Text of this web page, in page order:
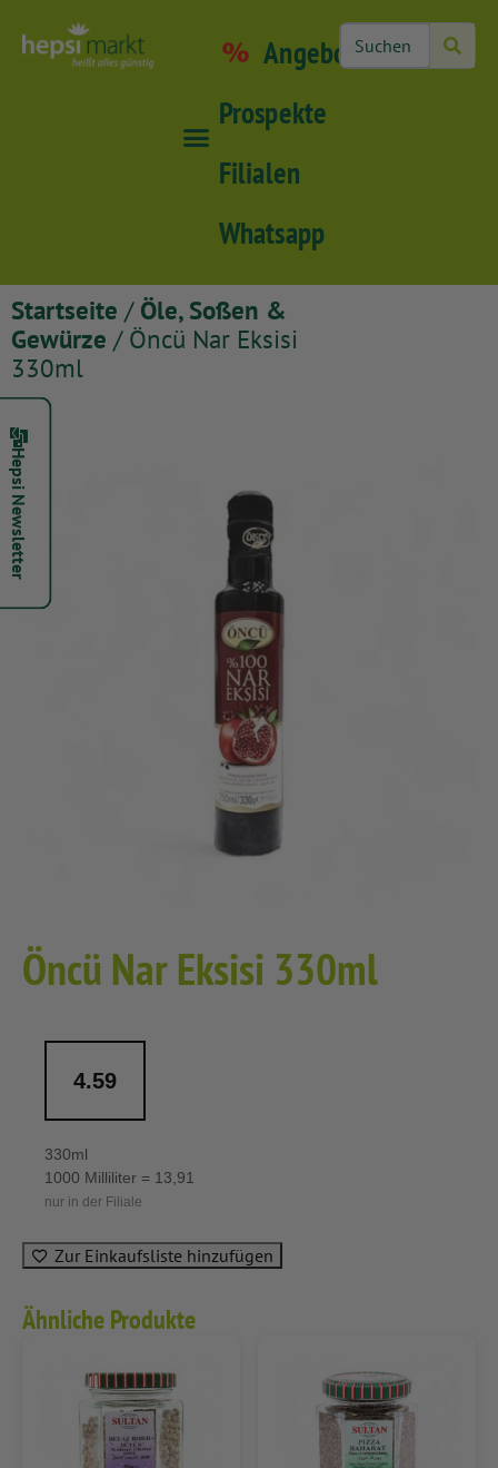
Hepsi Newsletter
Angebote
Prospekte
Filialen
Whatsapp
Startseite / Öle, Soßen &
Gewürze / Öncü Nar Eksisi
330ml
Öncü Nar Eksisi 330ml
4.59
330ml
1000 Milliliter = 13,91
nur in der Filiale
Zur Einkaufsliste hinzufügen
Ähnliche Produkte